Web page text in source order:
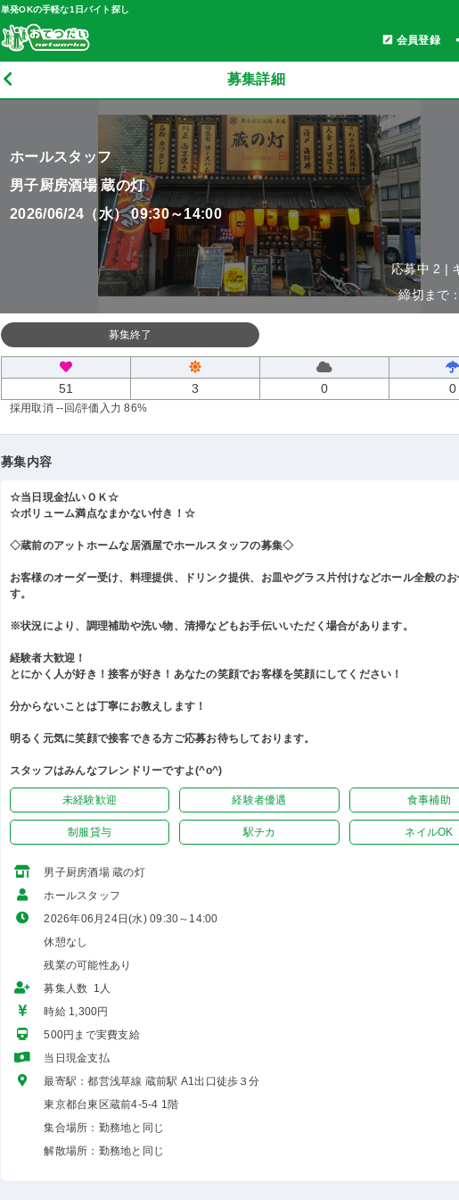
単発OKの手軽な1日バイト探し
会員登録
募集詳細
ホールスタッフ
男子厨房酒場 蔵の灯
2026/06/24（水） 09:30～14:00
応募中 2 |
締切まで
募集終了
51 3 0 0
採用取消 --回/評価入力 86%
募集内容
☆当日現金払いＯＫ☆
☆ボリューム満点なまかない付き！☆
◇蔵前のアットホームな居酒屋でホールスタッフの募集◇
お客様のオーダー受け、料理提供、ドリンク提供、お皿やグラス片付けなどホール全般の
す。
※状況により、調理補助や洗い物、清掃などもお手伝いいただく場合があります。
経験者大歓迎！
とにかく人が好き！接客が好き！あなたの笑顔でお客様を笑顔にしてください！
分からないことは丁寧にお教えします！
明るく元気に笑顔で接客できる方ご応募お待ちしております。
スタッフはみんなフレンドリーですよ(^o^)
未経験歓迎 経験者優遇 食事補助
制服貸与 駅チカ ネイルOK
男子厨房酒場 蔵の灯
ホールスタッフ
2026年06月24日(水) 09:30～14:00
休憩なし
残業の可能性あり
募集人数 1人
時給 1,300円
500円まで実費支給
当日現金支払
最寄駅：都営浅草線 蔵前駅 A1出口徒歩３分
東京都台東区蔵前4-5-4 1階
集合場所：勤務地と同じ
解散場所：勤務地と同じ